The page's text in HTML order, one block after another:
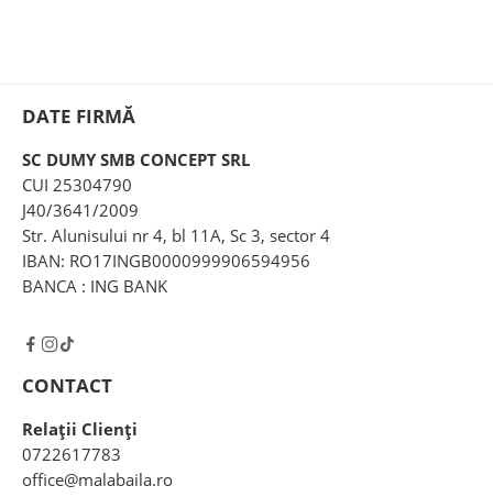
DATE FIRMĂ
SC DUMY SMB CONCEPT SRL
CUI 25304790
J40/3641/2009
Str. Alunisului nr 4, bl 11A, Sc 3, sector 4
IBAN: RO17INGB0000999906594956
BANCA : ING BANK
CONTACT
Relații Clienți
0722617783
office@malabaila.ro